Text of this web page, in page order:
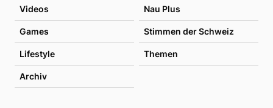
Videos Nau Plus
Games Stimmen der Schweiz
Lifestyle Themen
Archiv